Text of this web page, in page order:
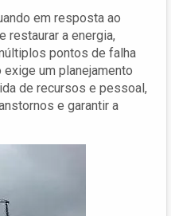
em resposta ao
restaurar a energia,
pontos de falha
um planejamento
de recursos e pessoal,
e garantir a